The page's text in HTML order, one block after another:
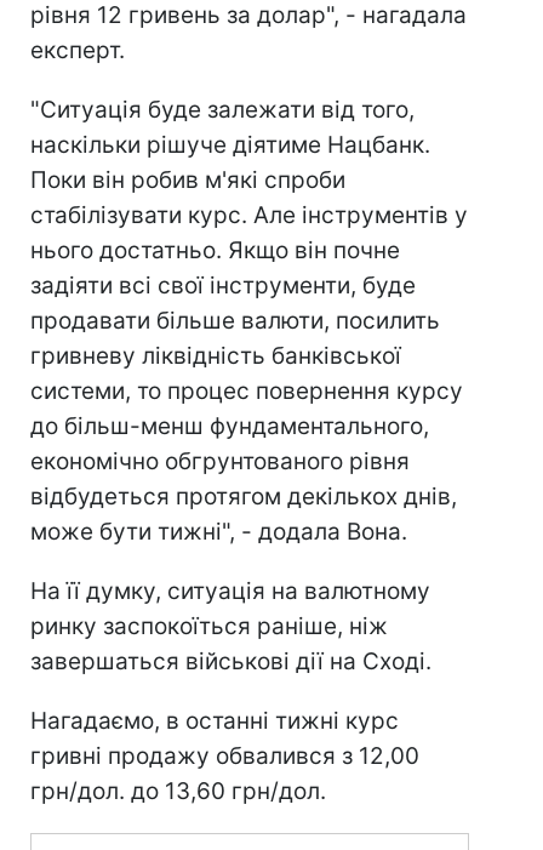
рівня 12 гривень за долар", - нагадала
експерт.
"Ситуація буде залежати від того,
наскільки рішуче діятиме Нацбанк.
Поки він робив м'які спроби
стабілізувати курс. Але інструментів у
нього достатньо. Якщо він почне
задіяти всі свої інструменти, буде
продавати більше валюти, посилить
гривневу ліквідність банківської
системи, то процес повернення курсу
до більш-менш фундаментального,
економічно обгрунтованого рівня
відбудеться протягом декількох днів,
може бути тижні", - додала Вона.
На її думку, ситуація на валютному
ринку заспокоїться раніше, ніж
завершаться військові дії на Сході.
Нагадаємо, в останні тижні курс
гривні продажу обвалився з 12,00
грн/дол. до 13,60 грн/дол.